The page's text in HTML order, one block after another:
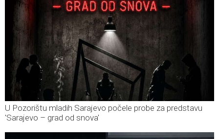
U Pozorištu mladih Sarajevo počele probe za predstavu
'Sarajevo – grad od snova'